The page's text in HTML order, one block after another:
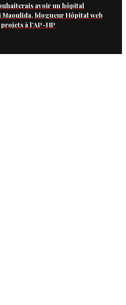
avoir un hôpital
Maoulida, blogueur Hôpital web
à l’AP-HP